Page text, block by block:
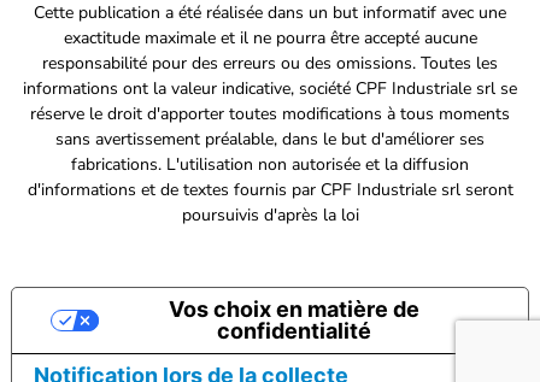
Cette publication a été réalisée dans un but informatif avec une
exactitude maximale et il ne pourra être accepté aucune
responsabilité pour des erreurs ou des omissions. Toutes les
informations ont la valeur indicative, société CPF Industriale srl se
réserve le droit d'apporter toutes modifications à tous moments
sans avertissement préalable, dans le but d'améliorer ses
fabrications. L'utilisation non autorisée et la diffusion
d'informations et de textes fournis par CPF Industriale srl seront
poursuivis d'après la loi
Notification lors de la collecte
Vos choix en matière de
confidentialité